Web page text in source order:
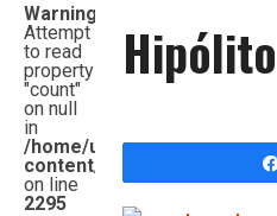
Warning
Attempt
to read
property
"count"
on null
in
/home/u542261482/
content/themes/topnews/
on line
2295